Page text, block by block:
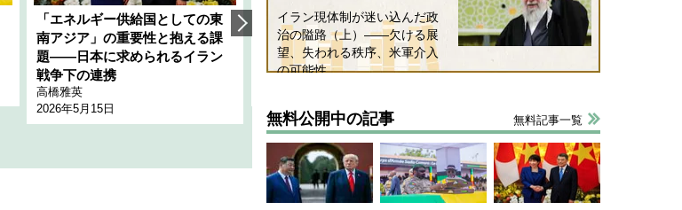
「エネルギー供給国としての東
南アジア」の重要性と抱える課
題――日本に求められるイラン
戦争下の連携
高橋雅英
2026年5月15日
韓国にも理解してほしい「極東
1905年体制」における日米韓安
全保障協力の意味
千々和泰明
ホルムズ海峡危機で加速したエ
ネルギー転換が「中国依存」に
小山堅
イラン現体制が迷い込んだ政
治の隘路（上）――欠ける展
望、失われる秩序、米軍介入
の可能性
無料公開中の記事 無料記事一覧